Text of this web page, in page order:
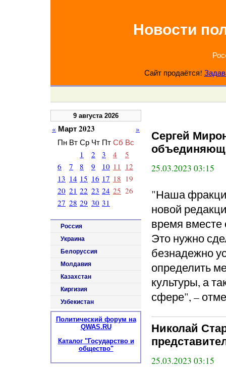
Новости
Сайт продаётся!
Сергей
25.03.2023 03:15
"Наша
новой
время вместе
Это нужно
безнадежно
определить
культуры, а
сфере", –
Николай
25.03.2023 03:15
9 августа 2026
« Март 2023
»
Пн Вт Ср Чт Пт Сб Вс
1
2 3 4
5
6
7 8 9 10 11 12
13 14 15 16 17 18 19
20 21 22 23 24 25 26
27 28 29 30 31
Россия
Украина
Белоруссия
Молдавия
Казахстан
Киргизия
Узбекистан
Политический форум на
QWAS.RU
Каталог "Государство и
общество"